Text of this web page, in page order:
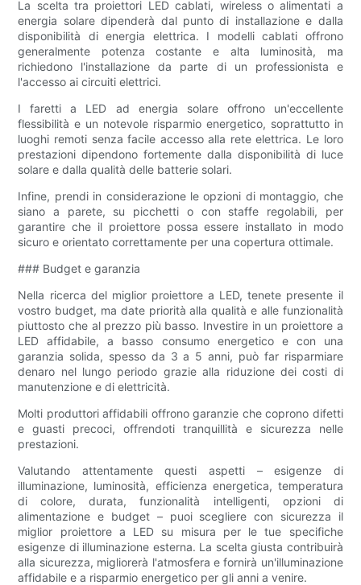
La scelta tra proiettori LED cablati, wireless o alimentati a
energia solare dipenderà dal punto di installazione e dalla
disponibilità di energia elettrica. I modelli cablati offrono
generalmente potenza costante e alta luminosità, ma
richiedono l'installazione da parte di un professionista e
l'accesso ai circuiti elettrici.
I faretti a LED ad energia solare offrono un'eccellente
flessibilità e un notevole risparmio energetico, soprattutto in
luoghi remoti senza facile accesso alla rete elettrica. Le loro
prestazioni dipendono fortemente dalla disponibilità di luce
solare e dalla qualità delle batterie solari.
Infine, prendi in considerazione le opzioni di montaggio, che
siano a parete, su picchetti o con staffe regolabili, per
garantire che il proiettore possa essere installato in modo
sicuro e orientato correttamente per una copertura ottimale.
### Budget e garanzia
Nella ricerca del miglior proiettore a LED, tenete presente il
vostro budget, ma date priorità alla qualità e alle funzionalità
piuttosto che al prezzo più basso. Investire in un proiettore a
LED affidabile, a basso consumo energetico e con una
garanzia solida, spesso da 3 a 5 anni, può far risparmiare
denaro nel lungo periodo grazie alla riduzione dei costi di
manutenzione e di elettricità.
Molti produttori affidabili offrono garanzie che coprono difetti
e guasti precoci, offrendoti tranquillità e sicurezza nelle
prestazioni.
Valutando attentamente questi aspetti – esigenze di
illuminazione, luminosità, efficienza energetica, temperatura
di colore, durata, funzionalità intelligenti, opzioni di
alimentazione e budget – puoi scegliere con sicurezza il
miglior proiettore a LED su misura per le tue specifiche
esigenze di illuminazione esterna. La scelta giusta contribuirà
alla sicurezza, migliorerà l'atmosfera e fornirà un'illuminazione
affidabile e a risparmio energetico per gli anni a venire.